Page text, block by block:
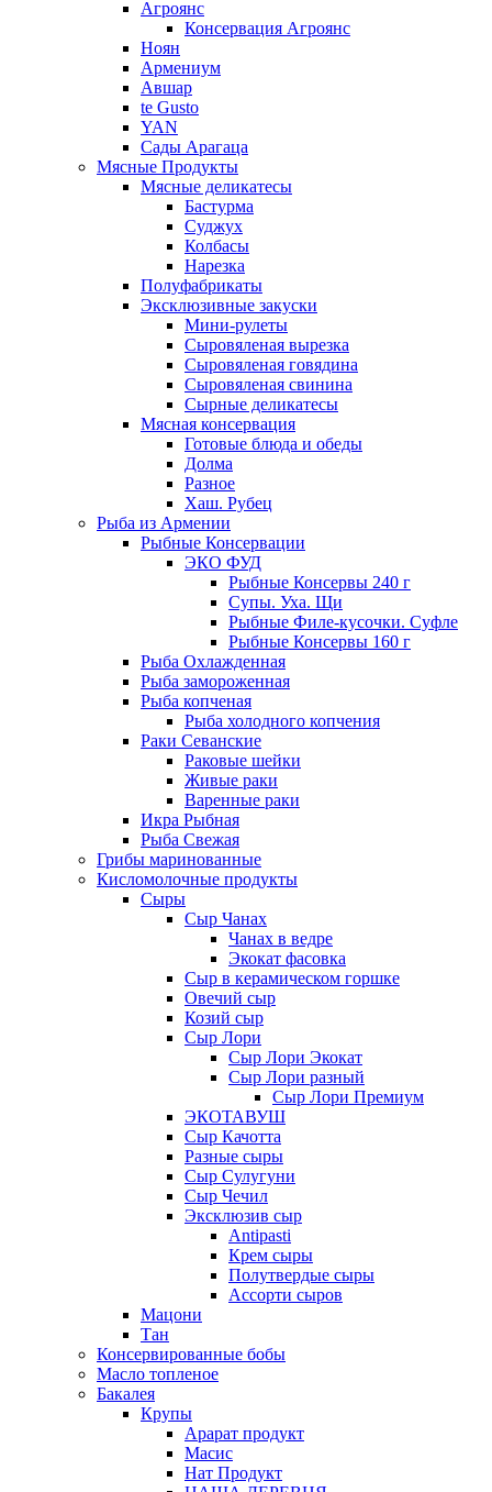
Агроянс
Консервация Агроянс
Ноян
Армениум
Авшар
te Gusto
YAN
Сады Арагаца
Мясные Продукты
Мясные деликатесы
Бастурма
Суджух
Колбасы
Нарезка
Полуфабрикаты
Эксклюзивные закуски
Мини-рулеты
Сыровяленая вырезка
Сыровяленая говядина
Сыровяленая свинина
Сырные деликатесы
Мясная консервация
Готовые блюда и обеды
Долма
Разное
Хаш. Рубец
Рыба из Армении
Рыбные Консервации
ЭКО ФУД
Рыбные Консервы 240 г
Супы. Уха. Щи
Рыбные Филе-кусочки. Суфле
Рыбные Консервы 160 г
Рыба Охлажденная
Рыба замороженная
Рыба копченая
Рыба холодного копчения
Раки Севанские
Раковые шейки
Живые раки
Варенные раки
Икра Рыбная
Рыба Свежая
Грибы маринованные
Кисломолочные продукты
Сыры
Сыр Чанах
Чанах в ведре
Экокат фасовка
Сыр в керамическом горшке
Овечий сыр
Козий сыр
Сыр Лори
Сыр Лори Экокат
Сыр Лори разный
Сыр Лори Премиум
ЭКОТАВУШ
Сыр Качотта
Разные сыры
Сыр Сулугуни
Сыр Чечил
Эксклюзив сыр
Antipasti
Крем сыры
Полутвердые сыры
Ассорти сыров
Мацони
Тан
Консервированные бобы
Масло топленое
Бакалея
Крупы
Арарат продукт
Масис
Нат Продукт